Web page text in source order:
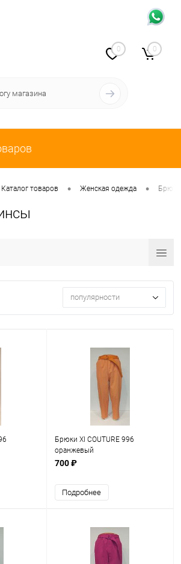
0 0
Каталог товаров • Женская одежда • Брюки
популярности
Брюки XI COUTURE 996
оранжевый
700 ₽
Подробнее